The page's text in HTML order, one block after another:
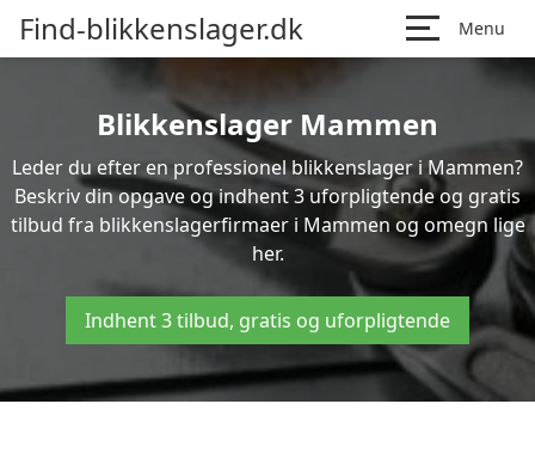
Find-blikkenslager.dk Menu
Blikkenslager Mammen
Leder du efter en professionel blikkenslager i Mammen?
Beskriv din opgave og indhent 3 uforpligtende og gratis
tilbud fra blikkenslagerfirmaer i Mammen og omegn lige
her.
Indhent 3 tilbud, gratis og uforpligtende